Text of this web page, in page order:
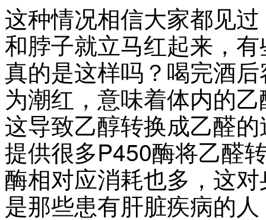
这种情况相信大家都见
和脖子就立马红起来，
真的是这样吗？喝完酒
为潮红，意味着体内的
这导致乙醇转换成乙醛
提供很多P450酶将乙醛
酶相对应消耗也多，这
是那些患有肝脏疾病的